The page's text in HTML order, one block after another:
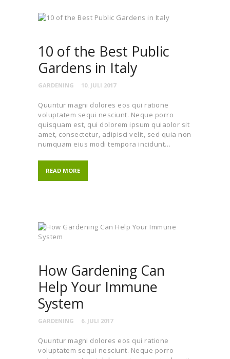
10 of the Best Public
Gardens in Italy
GARDENING 10. JULI 2017
Quuntur magni dolores eos qui ratione
voluptatem sequi nesciunt. Neque porro
quisquam est, qui dolorem ipsum quiaolor sit
amet, consectetur, adipisci velit, sed quia non
numquam eius modi tempora incidunt…
READ MORE
How Gardening Can
Help Your Immune
System
GARDENING 6. JULI 2017
Quuntur magni dolores eos qui ratione
voluptatem sequi nesciunt. Neque porro